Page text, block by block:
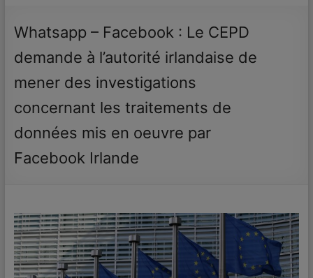
Protection
Blog
Whatsapp – Facebook : Le CEPD
demande à l’autorité irlandaise de
mener des investigations
concernant les traitements de
données mis en oeuvre par
Facebook Irlande